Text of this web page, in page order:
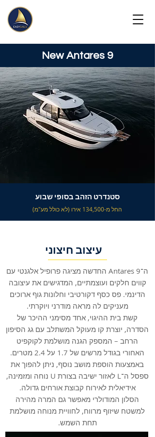
New Antares 9
סטנדרט הזהב בסופי שבוע
החל מ-134,500 אירו (לא כולל מע"מ)
עיצוב חיצוני
ה־Antares 9 החדשה מציגה פרופיל אלגנטי עם
קווים חלקים ועוצמתיים, המדגישים את עיצובה
הדינמי. פס כסף דקורטיבי וחלונות גוף ארוכים
מעניקים לה מראה מודרני ויוקרתי.
קשת בית ההיגוי, אחד מסימני ההיכר של
הסדרה, יוצרת קו מעוקל המשתלב עם גג הסיפון
הרחב – המספק הגנה מושלמת לקוקפיט
האחורי בגודל מרשים של 1.7 על 2.4 מטרים.
באמצעות הוספת מושב נוסף, ניתן להפוך את
ספסל ה־L לאזור ישיבה בצורת U נוחה ומזמינה,
אידיאלית לאירוח קבוצת אורחים גדולה.
הסלון המודולרי מאפשר גם המרה מהירה
למשטח שיזוף מרווח, לחוויית מנוחה מושלמת
תחת השמש.